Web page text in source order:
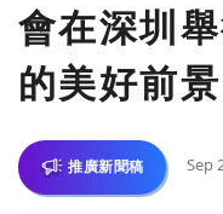
會在深圳
的美好前景
推廣新聞稿 Sep